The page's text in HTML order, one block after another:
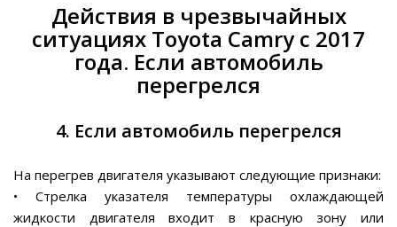
Действия в чрезвычайных
ситуациях Toyota Camry c 2017
года. Если автомобиль
перегрелся
4. Если автомобиль перегрелся
На перегрев двигателя указывают следующие признаки:
• Стрелка указателя температуры охлаждающей
жидкости двигателя входит в красную зону или